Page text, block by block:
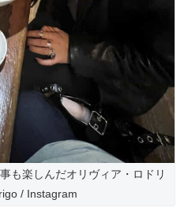
も楽しんだオリヴィア・ロドリ
/ Instagram